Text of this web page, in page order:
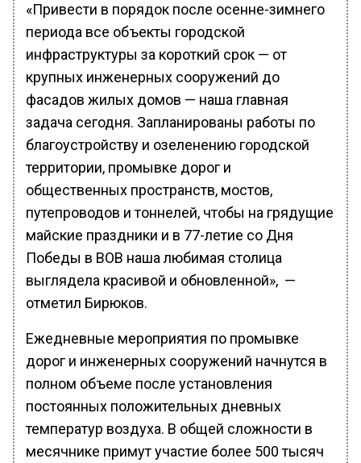
«Привести в порядок после осенне-зимнего
периода все объекты городской
инфраструктуры за короткий срок — от
крупных инженерных сооружений до
фасадов жилых домов — наша главная
задача сегодня. Запланированы работы по
благоустройству и озеленению городской
территории, промывке дорог и
общественных пространств, мостов,
путепроводов и тоннелей, чтобы на грядущие
майские праздники и в 77-летие со Дня
Победы в ВОВ наша любимая столица
выглядела красивой и обновленной», —
отметил Бирюков.
Ежедневные мероприятия по промывке
дорог и инженерных сооружений начнутся в
полном объеме после установления
постоянных положительных дневных
температур воздуха. В общей сложности в
месячнике примут участие более 500 тысяч